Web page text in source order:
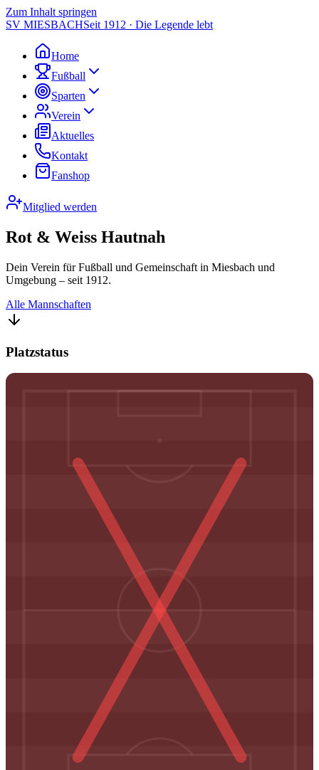
Zum Inhalt springen
SV MIESBACHSeit 1912 · Die Legende lebt
Home
Fußball
Sparten
Verein
Aktuelles
Kontakt
Fanshop
Mitglied werden
Rot & Weiss Hautnah
Dein Verein für Fußball und Gemeinschaft in Miesbach und
Umgebung – seit 1912.
Alle Mannschaften
Platzstatus